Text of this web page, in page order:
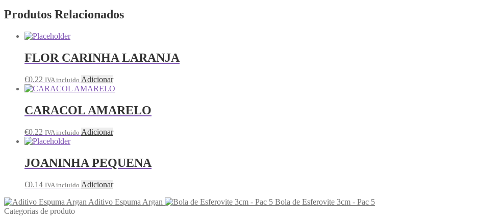
Produtos Relacionados
FLOR CARINHA LARANJA
€0.22 IVA incluido Adicionar
CARACOL AMARELO
€0.22 IVA incluido Adicionar
JOANINHA PEQUENA
€0.14 IVA incluido Adicionar
Aditivo Espuma Argan
Bola de Esferovite 3cm - Pac 5
Categorias de produto